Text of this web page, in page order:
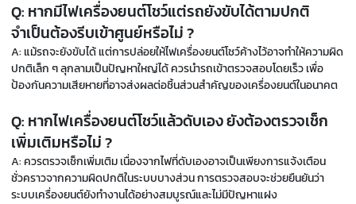
Q: หากมีไฟเครื่องยนต์โชว์แต่รถยังขับได้ตามปกติ
จำเป็นต้องรีบเข้าศูนย์หรือไม่ ?
A: แม้รถจะยังขับได้ แต่การปล่อยให้ไฟเครื่องยนต์โชว์ค้างไว้อาจทำให้ความผิด
ปกติเล็ก ๆ ลุกลามเป็นปัญหาใหญ่ได้ ควรนำรถเข้าตรวจสอบโดยเร็ว เพื่อ
ป้องกันความเสียหายที่อาจส่งผลต่อชิ้นส่วนสำคัญของเครื่องยนต์ในอนาคต
Q: หากไฟเครื่องยนต์โชว์แล้วดับเอง ยังต้องตรวจเช็ก
เพิ่มเติมหรือไม่ ?
A: ควรตรวจเช็กเพิ่มเติม เนื่องจากไฟที่ดับเองอาจเป็นเพียงการแจ้งเตือน
ชั่วคราวจากความผิดปกติในระบบบางส่วน การตรวจสอบจะช่วยยืนยันว่า
ระบบเครื่องยนต์ยังทำงานได้อย่างสมบูรณ์และไม่มีปัญหาแฝง